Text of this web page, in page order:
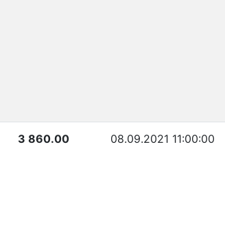
3 860.00 08.09.2021 11:00:00